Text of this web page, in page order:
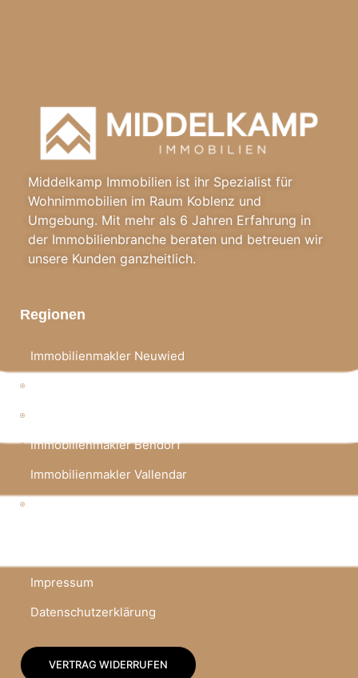
Middelkamp Immobilien ist ihr Spezialist für
Wohnimmobilien im Raum Koblenz und
Umgebung. Mit mehr als 6 Jahren Erfahrung in
der Immobilienbranche beraten und betreuen wir
unsere Kunden ganzheitlich.
Regionen
Immobilienmakler Neuwied
Immobilienmakler Bendorf
Immobilienmakler Vallendar
Impressum
Datenschutzerklärung
VERTRAG WIDERRUFEN